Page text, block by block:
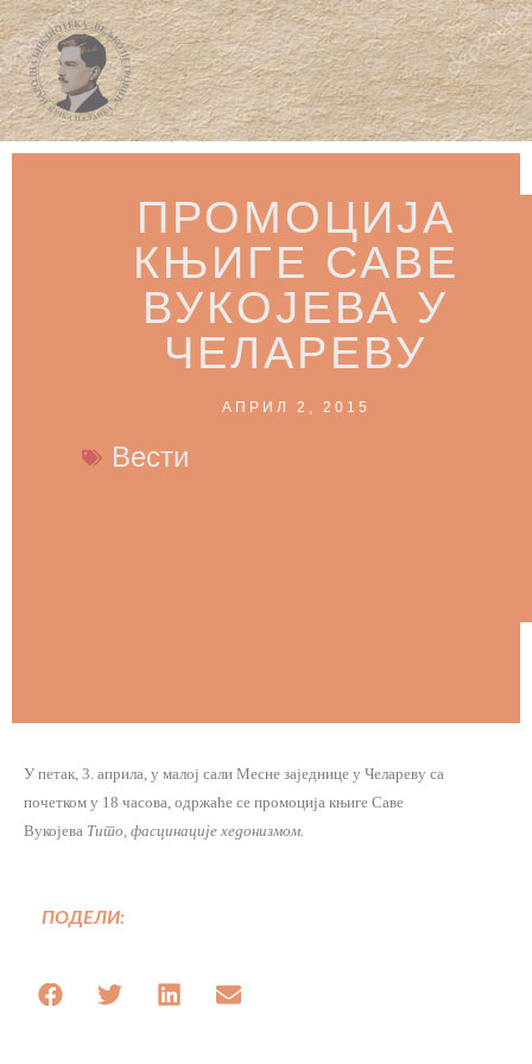
ПРОМОЦИЈА
КЊИГЕ САВЕ
ВУКОЈЕВА У
ЧЕЛАРЕВУ
АПРИЛ 2, 2015
Вести
У петак, 3. априла, у малој сали Месне заједнице у Челареву са
почетком у 18 часова, одржаће се промоција књиге Саве
Вукојева Тито, фасцинације хедонизмом.
ПОДЕЛИ: